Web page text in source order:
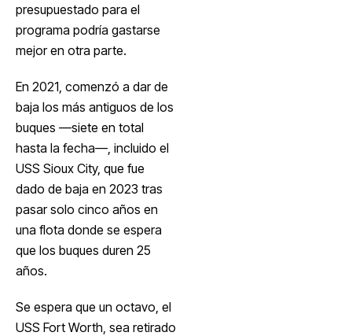
presupuestado para el
programa podría gastarse
mejor en otra parte.
En 2021, comenzó a dar de
baja los más antiguos de los
buques —siete en total
hasta la fecha—, incluido el
USS Sioux City, que fue
dado de baja en 2023 tras
pasar solo cinco años en
una flota donde se espera
que los buques duren 25
años.
Se espera que un octavo, el
USS Fort Worth, sea retirado